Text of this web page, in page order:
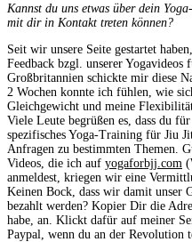
Kannst du uns etwas über dein
mit dir in Kontakt treten können?
Seit wir unsere Seite gestartet
Feedback bzgl. unserer
Großbritannien schickte mir diese
2 Wochen konnte ich fühlen, wie
Gleichgewicht und meine
Viele Leute begrüßen es, dass du
spezifisches Yoga-Training für Jiu
Anfragen zu bestimmten Themen.
Videos, die ich auf yogaforbjj.com
anmeldest, kriegen wir eine
Keinen Bock, dass wir damit unser
bezahlt werden? Kopier Dir die
habe, an. Klickt dafür auf meiner
Paypal, wenn du an der Revolution